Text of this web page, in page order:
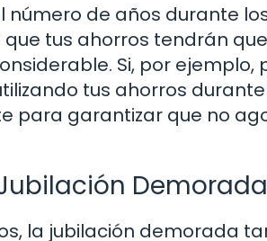
número de años durante
tus ahorros tendrán
Si, por ejemplo,
tus ahorros
para garantizar que no
Demorada
la jubilación demorada